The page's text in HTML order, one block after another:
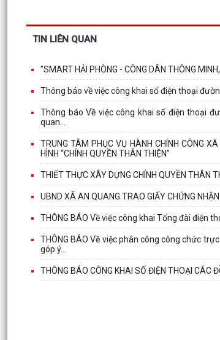
TIN LIÊN QUAN
"SMART HẢI PHÒNG - CÔNG DÂN THÔNG
Thông báo về việc công khai số điện thoại
Thông báo Về việc công khai số điện thoại
quan...
TRUNG TÂM PHỤC VỤ HÀNH CHÍNH CÔNG
HÌNH “CHÍNH QUYỀN THÂN THIỆN”
THIẾT THỰC XÂY DỰNG CHÍNH QUYỀN THÂN
UBND XÃ AN QUANG TRAO GIẤY CHỨNG
THÔNG BÁO Về việc công khai Tổng đài điện
THÔNG BÁO Về việc phân công công chức
góp ý...
THÔNG BÁO CÔNG KHAI SỐ ĐIỆN THOẠI CÁC